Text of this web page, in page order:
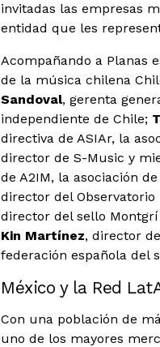
invitadas las empresas
entidad que les
Acompañando a Planas
de la música chilena
Sandoval, gerenta
independiente de Chile;
directiva de ASIAr, la
director de S-Music y
de A2IM, la asociación
director del
director del sello
Kin Martínez, director
federación española del
México y la Red
Con una población de
uno de los mayores